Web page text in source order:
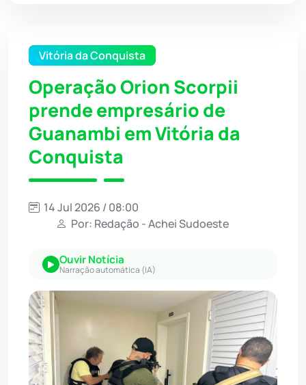
Vitória da Conquista
Operação Orion Scorpii
prende empresário de
Guanambi em Vitória da
Conquista
14 Jul 2026 / 08:00
Por: Redação - Achei Sudoeste
Ouvir Notícia
Narração automática (IA)